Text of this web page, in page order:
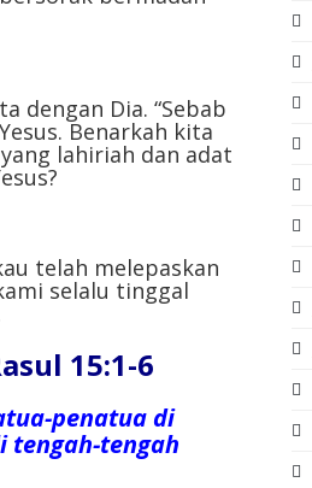
dengan Dia. “Sebab
Benarkah kita
lahiriah dan adat
telah melepaskan
selalu tinggal
15:1-6
penatua di
tengah-tengah